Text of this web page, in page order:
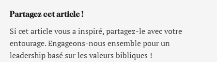
Partagez cet article !
Si cet article vous a inspiré, partagez-le avec votre
entourage. Engageons-nous ensemble pour un
leadership basé sur les valeurs bibliques !